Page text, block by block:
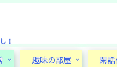
！
趣味の部屋 閑